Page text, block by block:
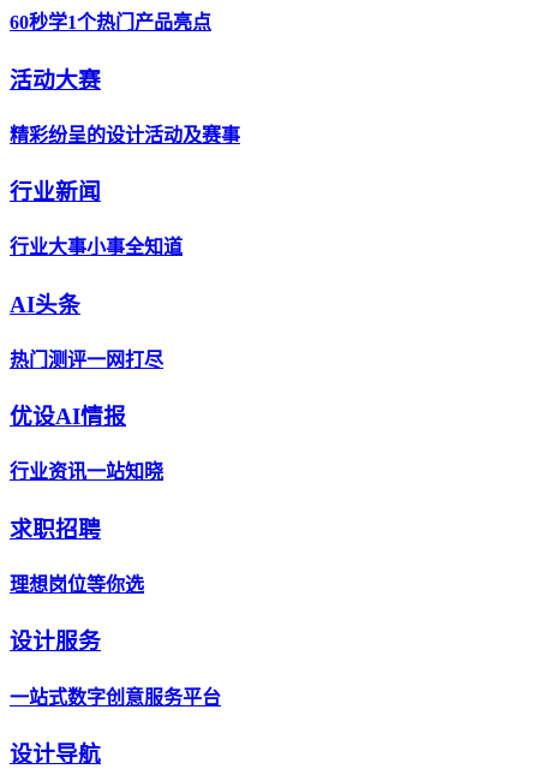
60秒学1个热门产品亮点
活动大赛
精彩纷呈的设计活动及赛事
行业新闻
行业大事小事全知道
AI头条
热门测评一网打尽
优设AI情报
行业资讯一站知晓
求职招聘
理想岗位等你选
设计服务
一站式数字创意服务平台
设计导航